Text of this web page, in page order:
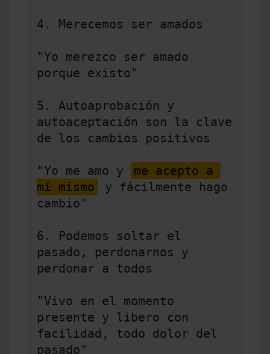
4. Merecemos ser amados
"Yo merezco ser amado
porque existo"
5. Autoaprobación y
autoaceptación son la clave
de los cambios positivos
"Yo me amo y
me acepto a
mí mismo
y fácilmente hago
cambio"
6. Podemos soltar el
pasado, perdonarnos y
perdonar a todos
"Vivo en el momento
presente y libero con
facilidad, todo dolor del
pasado"